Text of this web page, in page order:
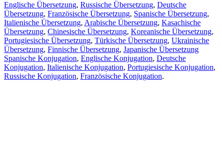
Englische Übersetzung, Russische Übersetzung, Deutsche
Übersetzung, Französische Übersetzung, Spanische Übersetzung,
Italienische Übersetzung, Arabische Übersetzung, Kasachische
Übersetzung, Chinesische Übersetzung, Koreanische Übersetzung,
Portugiesische Übersetzung, Türkische Übersetzung, Ukrainische
Übersetzung, Finnische Übersetzung, Japanische Übersetzung
Spanische Konjugation, Englische Konjugation, Deutsche
Konjugation, Italienische Konjugation, Portugiesische Konjugation,
Russische Konjugation, Französische Konjugation.